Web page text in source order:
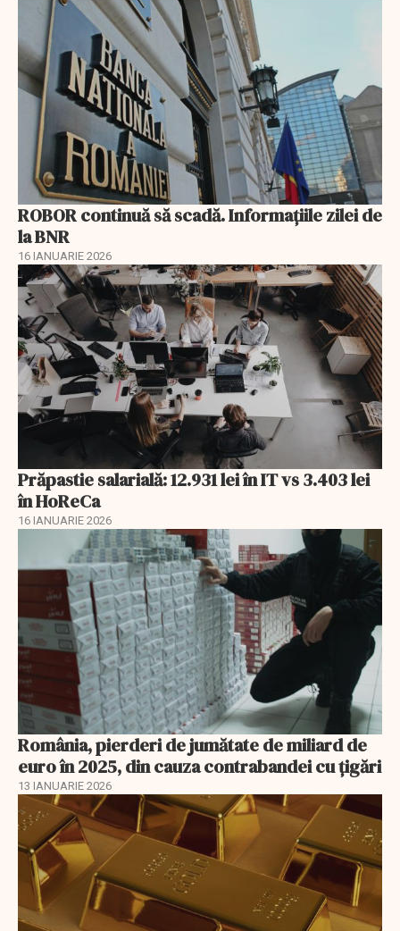
ROBOR continuă să scadă. Informaţiile zilei de
la BNR
16 IANUARIE 2026
Prăpastie salarială: 12.931 lei în IT vs 3.403 lei
în HoReCa
16 IANUARIE 2026
România, pierderi de jumătate de miliard de
euro în 2025, din cauza contrabandei cu ţigări
13 IANUARIE 2026